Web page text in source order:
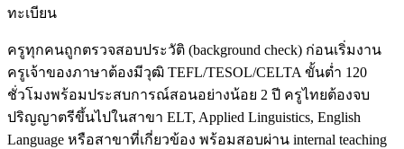
ทะเบียน
ครูทุกคนถูกตรวจสอบประวัติ (background check) ก่อนเริ่มงาน
ครูเจ้าของภาษาต้องมีวุฒิ TEFL/TESOL/CELTA ขั้นต่ำ 120
ชั่วโมงพร้อมประสบการณ์สอนอย่างน้อย 2 ปี ครูไทยต้องจบ
ปริญญาตรีขึ้นไปในสาขา ELT, Applied Linguistics, English
Language หรือสาขาที่เกี่ยวข้อง พร้อมสอบผ่าน internal teaching